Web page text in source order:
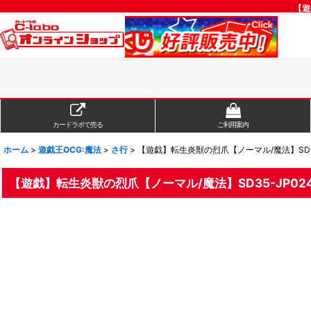
【
カードラボで売る ご利用案内
ホーム > 遊戯王OCG:魔法 > さ行 > 【遊戯】転生炎獣の烈爪【ノーマル/魔法】
【遊戯】転生炎獣の烈爪【ノーマル/魔法】SD35-